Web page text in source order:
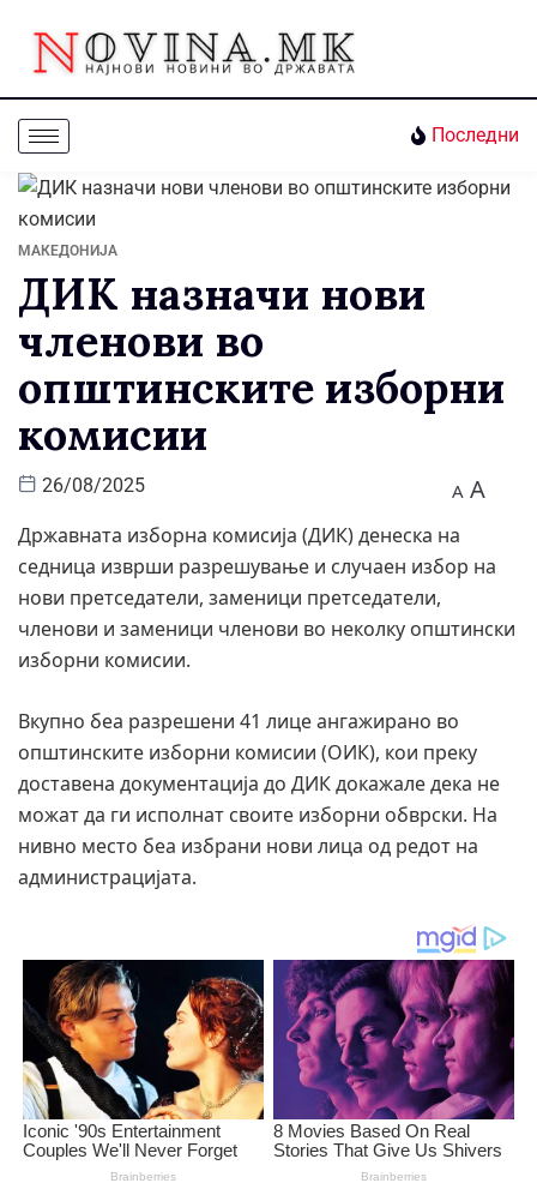
Последни
МАКЕДОНИЈА
ДИК назначи нови
членови во
општинските изборни
комисии
26/08/2025 A A
Државната изборна комисија (ДИК) денеска на
седница изврши разрешување и случаен избор на
нови претседатели, заменици претседатели,
членови и заменици членови во неколку општински
изборни комисии.
Вкупно беа разрешени 41 лице ангажирано во
општинските изборни комисии (ОИК), кои преку
доставена документација до ДИК докажале дека не
можат да ги исполнат своите изборни обврски. На
нивно место беа избрани нови лица од редот на
администрацијата.